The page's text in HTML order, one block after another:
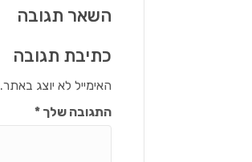
השאר תגובה
כתיבת תגובה
האימייל לא יוצג באתר.
התגובה שלך*